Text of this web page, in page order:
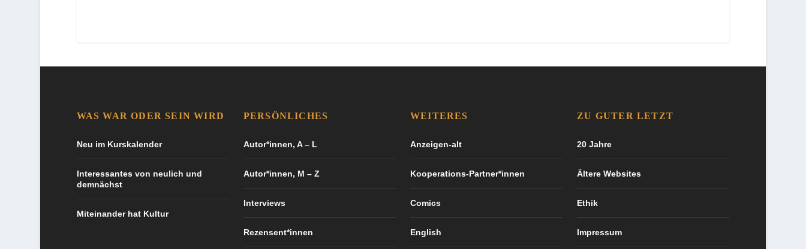
WAS WAR ODER SEIN WIRD
Neu im Kurskalender
Interessantes von neulich und
demnächst
Miteinander hat Kultur
PERSÖNLICHES
Autor*innen, A – L
Autor*innen, M – Z
Interviews
Rezensent*innen
WEITERES
Anzeigen-alt
Kooperations-Partner*innen
Comics
English
ZU GUTER LETZT
20 Jahre
Ältere Websites
Ethik
Impressum